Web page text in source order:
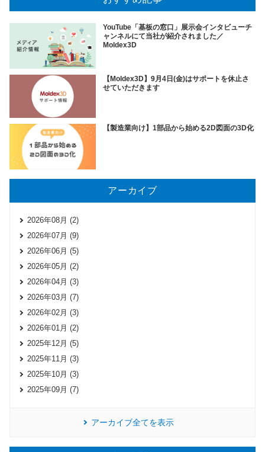
YouTube「基板の窓口」展示会インタビューチ
ャンネルにて当社が紹介されました／
Moldex3D
【Moldex3D】9月4日(金)はサポートを休止さ
せていただきます
【製造業向け】1部品から始める2D図面の3D化
アーカイブ
2026年08月 (2)
2026年07月 (9)
2026年06月 (5)
2026年05月 (2)
2026年04月 (3)
2026年03月 (7)
2026年02月 (3)
2026年01月 (2)
2025年12月 (5)
2025年11月 (3)
2025年10月 (3)
2025年09月 (7)
アーカイブ全てを表示